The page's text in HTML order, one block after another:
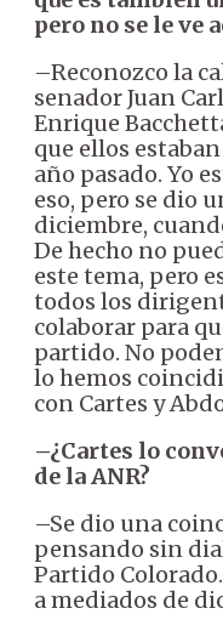
pero no se le ve
–Reconozco la
senador Juan
Enrique
que ellos
año pasado. Yo
eso, pero se dio
diciembre,
De hecho no
este tema, pero
todos los
colaborar para
partido. No
lo hemos
con Cartes y
–¿Cartes lo
de la ANR?
–Se dio una
pensando sin
Partido
a mediados de